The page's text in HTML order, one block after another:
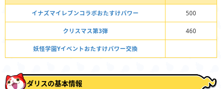
イナズマイレブンコラボおたすけパワー 500
クリスマス第3弾 460
妖怪学園Yイベントおたすけパワー交換
ダリスの基本情報